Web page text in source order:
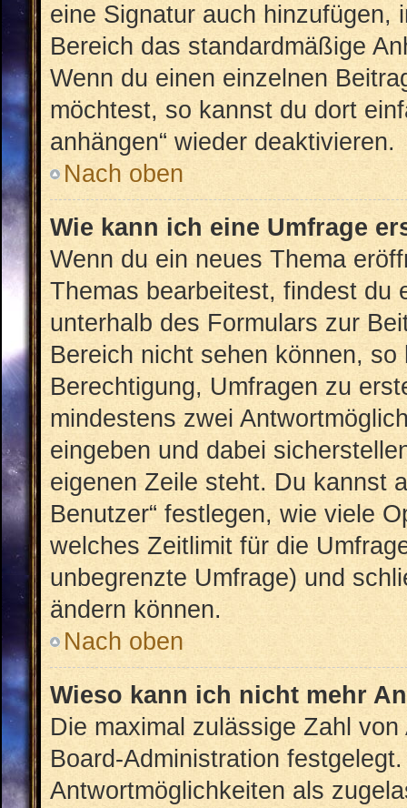
eine Signatur auch hinzufügen,
Bereich das standardmäßige
Wenn du einen einzelnen
möchtest, so kannst du dort
anhängen“ wieder deaktivieren.
Nach oben
Wie kann ich eine Umfrage
Wenn du ein neues Thema
Themas bearbeitest, findest du
unterhalb des Formulars zur
Bereich nicht sehen können,
Berechtigung, Umfragen zu
mindestens zwei
eingeben und dabei
eigenen Zeile steht. Du kannst
Benutzer“ festlegen, wie viele
welches Zeitlimit für die
unbegrenzte Umfrage) und
ändern können.
Nach oben
Wieso kann ich nicht mehr
Die maximal zulässige Zahl
Board-Administration
Antwortmöglichkeiten als